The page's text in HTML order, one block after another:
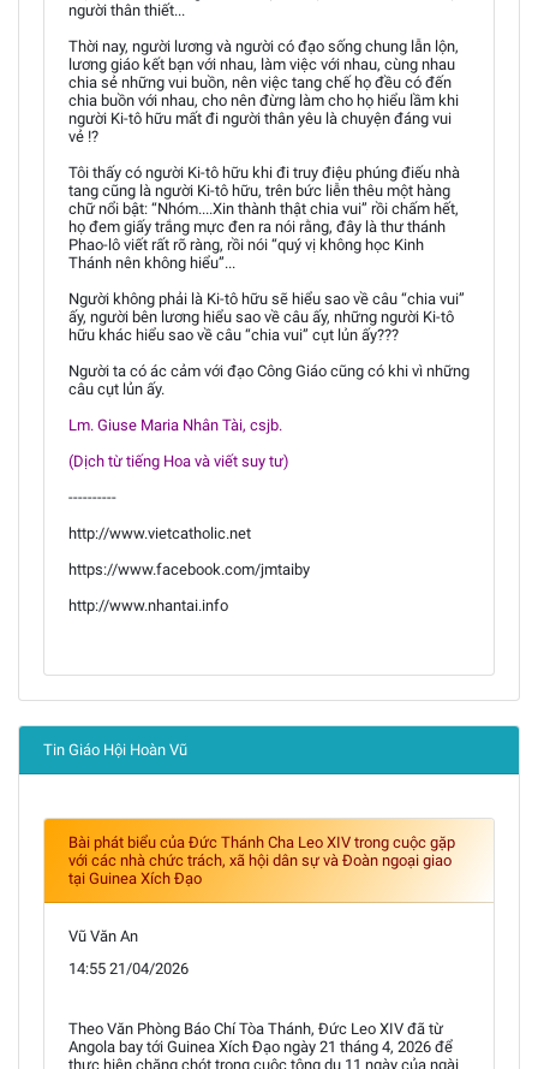
người thân thiết...
Thời nay, người lương và người có đạo sống chung lẫn lộn,
lương giáo kết bạn với nhau, làm việc với nhau, cùng nhau
chia sẻ những vui buồn, nên việc tang chế họ đều có đến
chia buồn với nhau, cho nên đừng làm cho họ hiểu lầm khi
người Ki-tô hữu mất đi người thân yêu là chuyện đáng vui
vẻ !?
Tôi thấy có người Ki-tô hữu khi đi truy điệu phúng điếu nhà
tang cũng là người Ki-tô hữu, trên bức liễn thêu một hàng
chữ nổi bật: “Nhóm....Xin thành thật chia vui” rồi chấm hết,
họ đem giấy trắng mực đen ra nói rằng, đây là thư thánh
Phao-lô viết rất rõ ràng, rồi nói “quý vị không học Kinh
Thánh nên không hiểu”...
Người không phải là Ki-tô hữu sẽ hiểu sao về câu “chia vui”
ấy, người bên lương hiểu sao về câu ấy, những người Ki-tô
hữu khác hiểu sao về câu “chia vui” cụt lủn ấy???
Người ta có ác cảm với đạo Công Giáo cũng có khi vì những
câu cụt lủn ấy.
Lm. Giuse Maria Nhân Tài, csjb.
(Dịch từ tiếng Hoa và viết suy tư)
----------
http://www.vietcatholic.net
https://www.facebook.com/jmtaiby
http://www.nhantai.info
Tin Giáo Hội Hoàn Vũ
Bài phát biểu của Đức Thánh Cha Leo XIV trong cuộc gặp
với các nhà chức trách, xã hội dân sự và Đoàn ngoại giao
tại Guinea Xích Đạo
Vũ Văn An
14:55 21/04/2026
Theo Văn Phòng Báo Chí Tòa Thánh, Đức Leo XIV đã từ
Angola bay tới Guinea Xích Đạo ngày 21 tháng 4, 2026 để
thực hiện chặng chót trong cuộc tông du 11 ngày của ngài